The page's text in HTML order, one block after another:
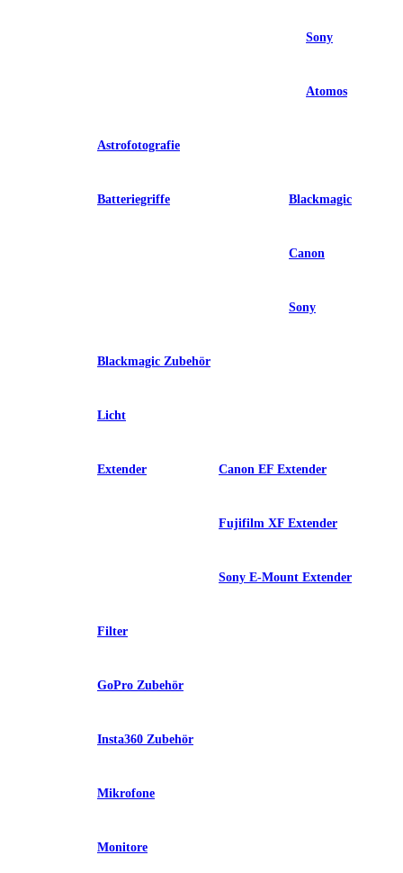
Sony
Atomos
Astrofotografie
Batteriegriffe Blackmagic
Canon
Sony
Blackmagic Zubehör
Licht
Extender Canon EF Extender
Fujifilm XF Extender
Sony E-Mount Extender
Filter
GoPro Zubehör
Insta360 Zubehör
Mikrofone
Monitore